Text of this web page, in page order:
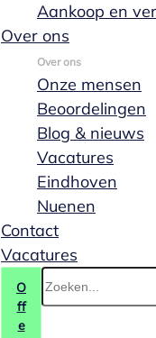
Aankoop en
Over ons
Over ons
Onze mensen
Beoordelingen
Blog & nieuws
Vacatures
Eindhoven
Nuenen
Contact
Vacatures
O
ff
e